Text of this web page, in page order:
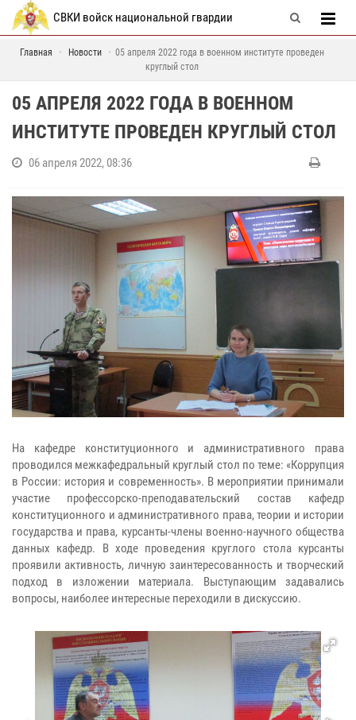
СВКИ войск национальной гвардии
Главная Новости
05 апреля 2022 года в военном институте проведен
круглый стол
05 АПРЕЛЯ 2022 ГОДА В ВОЕННОМ
ИНСТИТУТЕ ПРОВЕДЕН КРУГЛЫЙ СТОЛ
06 апреля 2022, 08:36
На кафедре конституционного и административного права
проводился межкафедральный круглый стол по теме: «Коррупция
в России: история и современность». В мероприятии принимали
участие профессорско-преподавательский состав кафедр
конституционного и административного права, теории и истории
государства и права, курсанты-члены военно-научного общества
данных кафедр. В ходе проведения круглого стола курсанты
проявили активность, личную заинтересованность и творческий
подход в изложении материала. Выступающим задавались
вопросы, наиболее интересные переходили в дискуссию.